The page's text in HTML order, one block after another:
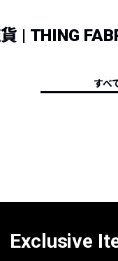
コーディネート
| THING
すべ
Exclusive